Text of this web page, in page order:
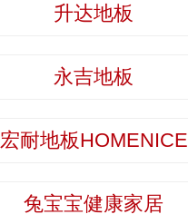
升达地板
永吉地板
宏耐地板HOMENICE
兔宝宝健康家居